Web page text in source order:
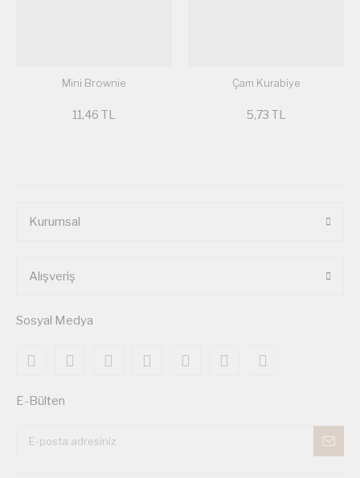
Mini Brownie
11,46 TL
Çam Kurabiye
5,73 TL
Kurumsal
Alışveriş
Sosyal Medya
E-Bülten